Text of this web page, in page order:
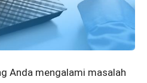
Anda mengalami masalah